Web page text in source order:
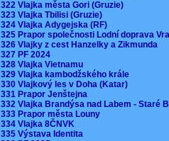
322 Vlajka města Gori (Gruzie)
323 Vlajka Tbilisi (Gruzie)
324 Vlajka Adygejska (RF)
325 Prapor společnosti Lodní doprava
326 Vlajky z cest Hanzelky a Zikmunda
327 PF 2024
328 Vlajka Vietnamu
329 Vlajka kambodžského krále
330 Vlajkový les v Doha (Katar)
331 Prapor Jenštejna
332 Vlajka Brandýsa nad Labem - Staré
333 Prapor města Louny
334 Vlajka 8ČNVK
335 Výstava Identita